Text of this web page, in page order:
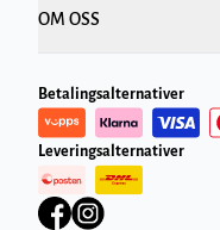
OM OSS
Betalingsalternativer
Leveringsalternativer